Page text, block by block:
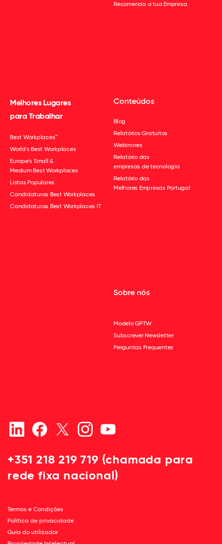
Recomenda a tua Empresa
Melhores Lugares
para Trabalhar
Best Workplaces™
World's Best Workplaces
Europe's Small &
Medium Best Workplaces
Listas Populares
Candidaturas Best Workplaces
Candidaturas Best Workplaces IT
Conteúdos
Blog
Relatórios Gratuitos
Webinares
Relatório das
empresas de tecnologia
Relatório das
Melhores Empresas Portugal
Sobre nós
Modelo GPTW
Subscrever Newsletter
Perguntas Frequentes
+351 218 219 719 (chamada para
rede fixa nacional)
Termos e Condições
Política de privacidade
Guia do utilizador